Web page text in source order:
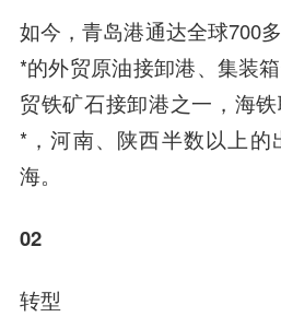
如今，青岛港通达全球700
*的外贸原油接卸港、集装
贸铁矿石接卸港之一，海
*，河南、陕西半数以上的
海。
02
转型